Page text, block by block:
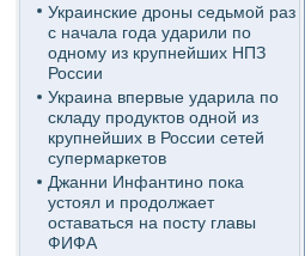
Украинские дроны седьмой раз
с начала года ударили по
одному из крупнейших НПЗ
России
Украина впервые ударила по
складу продуктов одной из
крупнейших в России сетей
супермаркетов
Джанни Инфантино пока
устоял и продолжает
оставаться на посту главы
ФИФА